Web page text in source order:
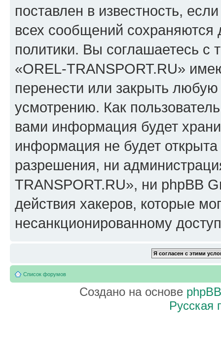
поставлен в известность,
всех сообщений сохраняются
политики. Вы соглашаетесь
«OREL-TRANSPORT.RU»
перенести или закрыть
усмотрению. Как
вами информация будет
информация не будет
разрешения, ни
TRANSPORT.RU», ни phpBB
действия хакеров, которые
несанкционированному
Список форумов
Создано на основе phpBB
Русская